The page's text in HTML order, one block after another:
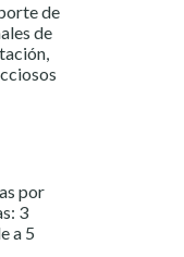
de
de
por
3
a 5